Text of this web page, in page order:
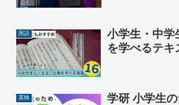
国語
小学生・中学
を学べるテキ
英検
学研 小学生